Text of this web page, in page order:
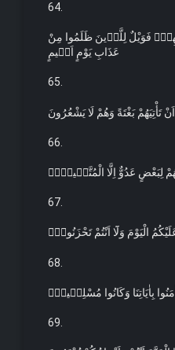
64.
فَوَيْلٌ لِلَّذ۪ينَ ظَلَمُوا مِنْ
عَذَابِ يَوْمٍ اَل۪يمٍ
65.
تَأْتِيَهُمْ بَغْتَةً وَهُمْ لَا يَشْعُرُونَ
66.
لِبَعْضٍ عَدُوٌّ اِلَّا الْمُتَّق۪ينَۜ۟
67.
الْيَوْمَ وَلَٓا اَنْتُمْ تَحْزَنُونَۚ
68.
بِاٰيَاتِنَا وَكَانُوا مُسْلِم۪ينَۚ
69.